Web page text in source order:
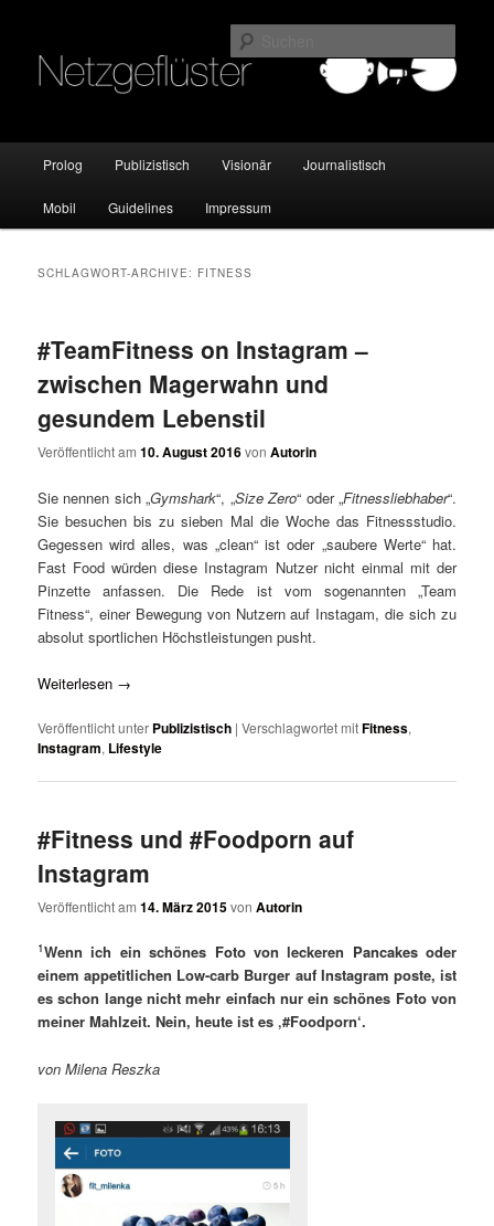
Netzgeflüster
Zum
Inhalt
Zum
sekundären
Prolog Publizistisch Visionär Journalistisch
Mobil Guidelines Impressum
SCHLAGWORT-ARCHIVE: FITNESS
#TeamFitness on Instagram –
zwischen Magerwahn und
gesundem Lebenstil
Veröffentlicht am10. August 2016vonAutorin
Sie nennen sich „Gymshark“, „Size Zero“ oder „Fitnessliebhaber“.
Sie besuchen bis zu sieben Mal die Woche das Fitnessstudio.
Gegessen wird alles, was „clean“ ist oder „saubere Werte“ hat.
Fast Food würden diese Instagram Nutzer nicht einmal mit der
Pinzette anfassen. Die Rede ist vom sogenannten „Team
Fitness“, einer Bewegung von Nutzern auf Instagam, die sich zu
absolut sportlichen Höchstleistungen pusht.
Weiterlesen →
Veröffentlicht unter Publizistisch |Verschlagwortet mitFitness,
Instagram, Lifestyle
#Fitness und #Foodporn auf
Instagram
Veröffentlicht am14. März 2015vonAutorin
1Wenn ich ein schönes Foto von leckeren Pancakes oder
einem appetitlichen Low-carb Burger auf Instagram poste, ist
es schon lange nicht mehr einfach nur ein schönes Foto von
meiner Mahlzeit. Nein, heute ist es ‚#Foodporn‘.
von Milena Reszka